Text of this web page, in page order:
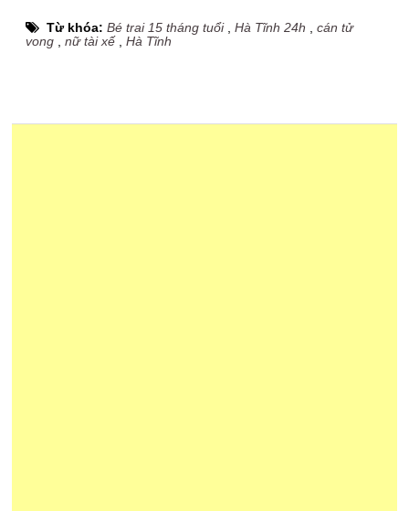
Từ khóa:Bé trai 15 tháng tuổi,Hà Tĩnh 24h ,cán tử
vong ,nữ tài xế,Hà Tĩnh